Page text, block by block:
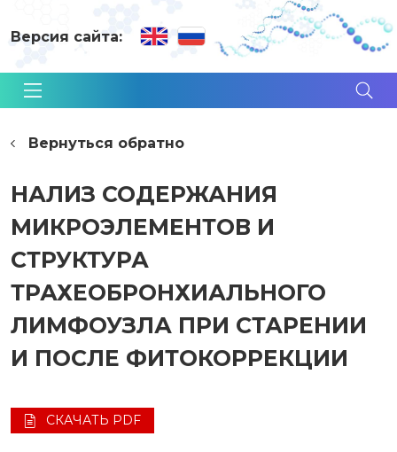
Версия сайта:
Вернуться обратно
НАЛИЗ СОДЕРЖАНИЯ
МИКРОЭЛЕМЕНТОВ И
СТРУКТУРА
ТРАХЕОБРОНХИАЛЬНОГО
ЛИМФОУЗЛА ПРИ СТАРЕНИИ
И ПОСЛЕ ФИТОКОРРЕКЦИИ
СКАЧАТЬ PDF